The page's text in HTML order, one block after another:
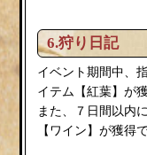
6.狩り日記
イベント期間中、
イテム【紅葉】が
また、７日間以内
【 ワイン 】が獲得